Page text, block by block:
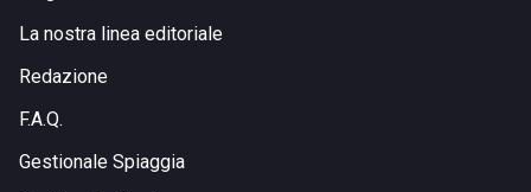
urbani ai Lidi Ferraresi, rendendo comodo l'accesso anche
senza auto.
La nostra linea editoriale
Redazione
F.A.Q.
Gestionale Spiaggia